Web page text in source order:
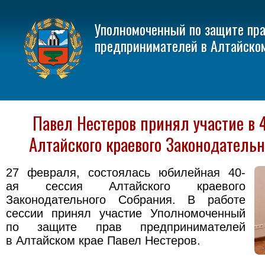
Уполномоченный по защите
предпринимателей в
Павел Нестеров принял участие в
Алтайского краевого
27 февраля, состоялась юбилейная 40-
ая сессия Алтайского краевого
Законодательного Собрания. В работе
сессии принял участие Уполномоченный
по защите прав предпринимателей
в Алтайском крае Павел Нестеров.